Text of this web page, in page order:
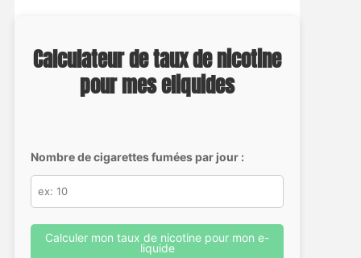
Calculateur de taux de nicotine
pour mes eliquides
Nombre de cigarettes fumées par jour :
Calculer mon taux de nicotine pour mon e-
liquide